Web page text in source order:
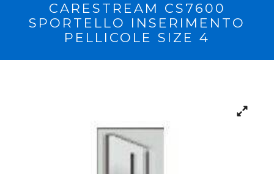
ASSISTENZA
CHI SIAMO
PRODOTTI
CARESTREAM CS7600
SPORTELLO INSERIMENTO
PELLICOLE SIZE 4